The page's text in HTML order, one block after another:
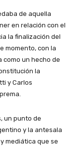
de aquella
en relación con el
la finalización del
momento, con la
como un hecho de
la
y Carlos
un punto de
y la antesala
mediática que se